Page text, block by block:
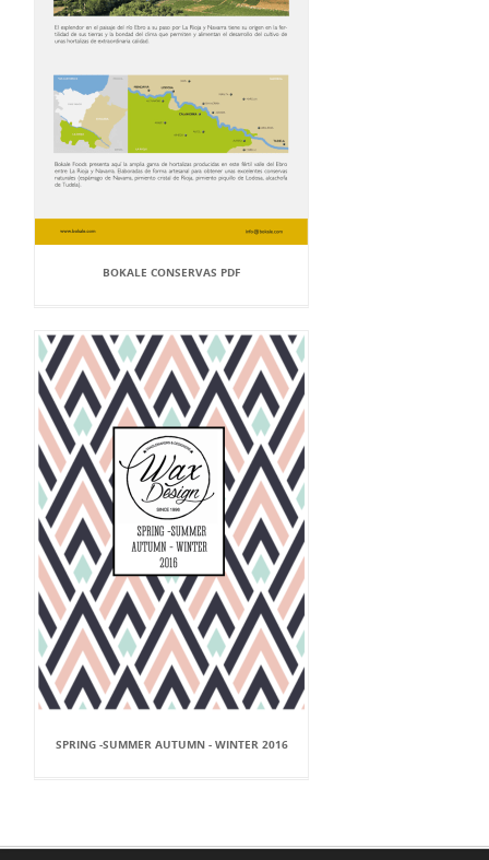
BOKALE CONSERVAS PDF
SPRING -SUMMER AUTUMN - WINTER 2016